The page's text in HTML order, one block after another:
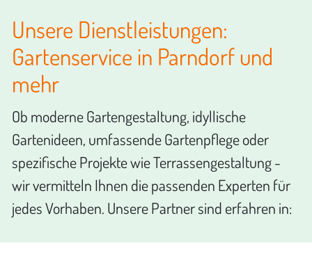
Unsere Dienstleistungen:
Gartenservice in Parndorf und
mehr
Ob moderne Gartengestaltung, idyllische
Gartenideen, umfassende Gartenpflege oder
spezifische Projekte wie Terrassengestaltung -
wir vermitteln Ihnen die passenden Experten für
jedes Vorhaben. Unsere Partner sind erfahren in: